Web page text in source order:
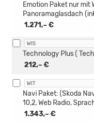
1.271,– €
Emotion Paket nur mit
Panoramaglasdach
WIS
212,– €
Technology Plus (
WIT
1.343,– €
Navi Paket: (Skoda
10,2, Web Radio,